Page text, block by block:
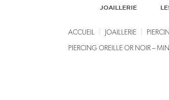
JOAILLERIE
ACCUEIL JOAILLERIE
PIERCING OREILLE OR NOIR –